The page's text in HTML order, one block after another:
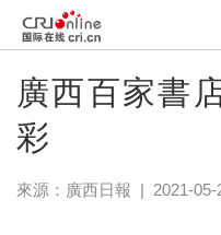
廣西百家書
彩
來源： 廣西日報 | 2021-